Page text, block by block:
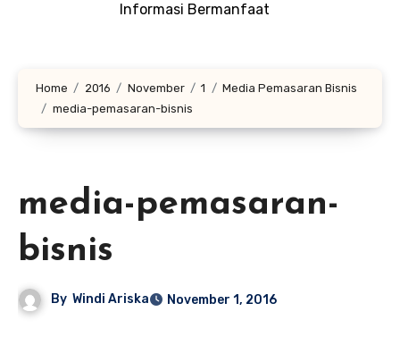
Informasi Bermanfaat
Home 2016 November 1
Media Pemasaran Bisnis
media-pemasaran-bisnis
media-pemasaran-
bisnis
By Windi Ariska November 1, 2016